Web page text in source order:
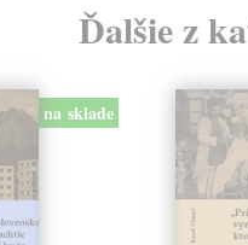
Ďalšie z
na sklade